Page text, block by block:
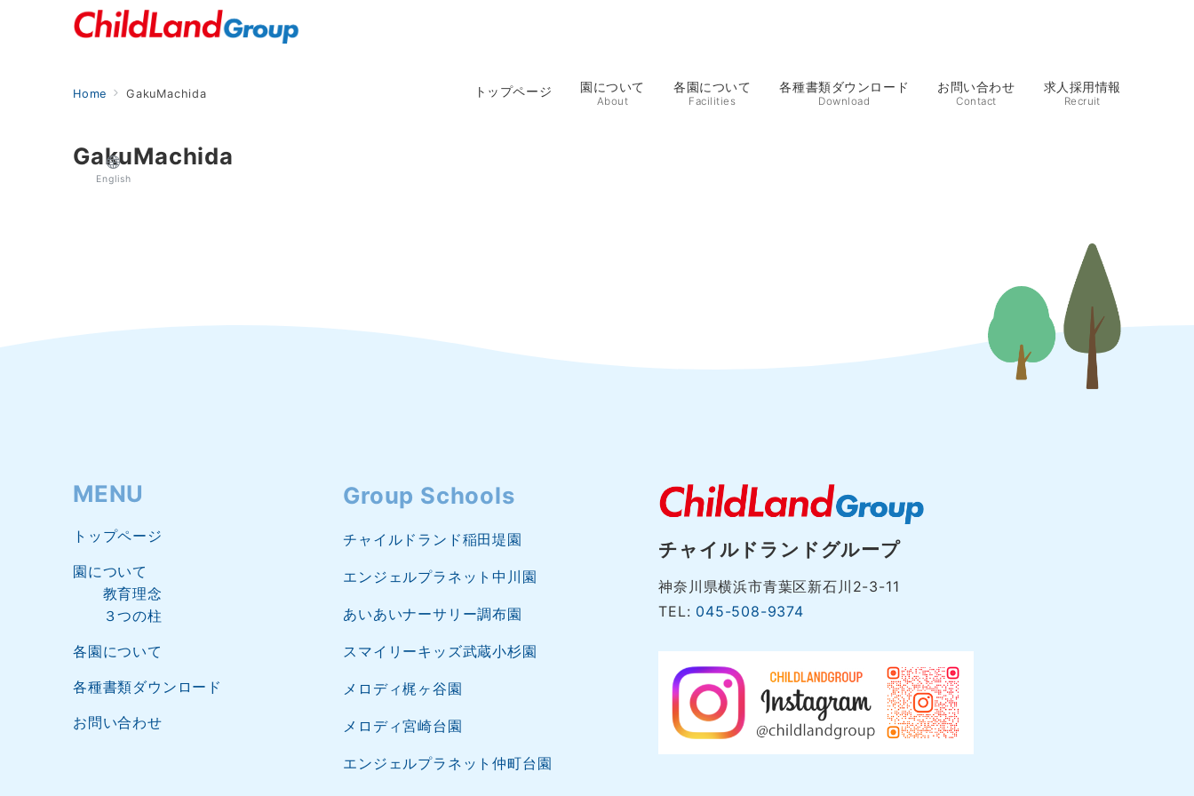
トップページ 園について
About
各園について
Facilities
各種書類ダウンロード
Download
お問い合わせ
Contact
求人採用情報
Recruit
English
Home GakuMachida
GakuMachida
MENU
トップページ
園について
教育理念
３つの柱
各園について
各種書類ダウンロード
お問い合わせ
Group Schools
チャイルドランド稲田堤園
エンジェルプラネット中川園
あいあいナーサリー調布園
スマイリーキッズ武蔵小杉園
メロディ梶ヶ谷園
メロディ宮崎台園
エンジェルプラネット仲町台園
チャイルドランドグループ
神奈川県横浜市青葉区新石川2-3-11
TEL: 045-508-9374